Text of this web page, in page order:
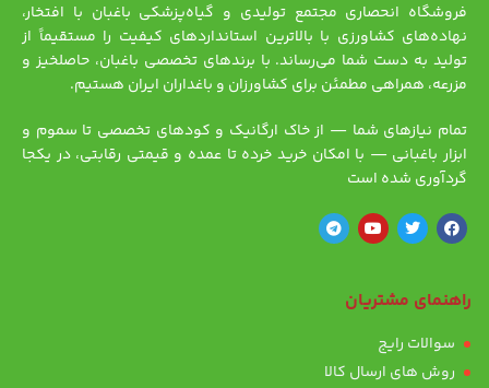
فروشگاه انحصاری مجتمع تولیدی و گیاه‌پزشکی باغبان با افتخار،
نهاده‌های کشاورزی با بالاترین استانداردهای کیفیت را مستقیماً از
تولید به دست شما می‌رساند. با برندهای تخصصی باغبان، حاصلخیز و
مزرعه، همراهی مطمئن برای کشاورزان و باغداران ایران هستیم.
تمام نیازهای شما — از خاک ارگانیک و کودهای تخصصی تا سموم و
ابزار باغبانی — با امکان خرید خرده تا عمده و قیمتی رقابتی، در یکجا
گردآوری شده است
راهنمای مشتریان
سوالات رایج
روش های ارسال کالا